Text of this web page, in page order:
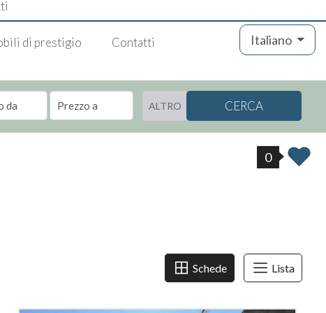
di prestigio Contatti Italiano
ALTRO CERCA
0
Schede Lista